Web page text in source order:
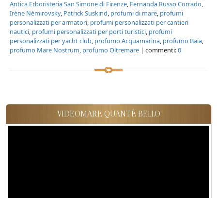
Antica Erboristeria San Simone di Firenze, Fernanda Russo Corrado,
Irène Némirovsky, Patrick Suskind, profumi di mare, profumi
personalizzati per armatori, profumi personalizzati per cantieri
nautici, profumi personalizzati per porti turistici, profumi
personalizzati per yacht club, profumo Acquamarina, profumo Baia,
profumo Mare Nostrum, profumo Oltremare | commenti:0
VIDEOMARE QUANT'È BELLO